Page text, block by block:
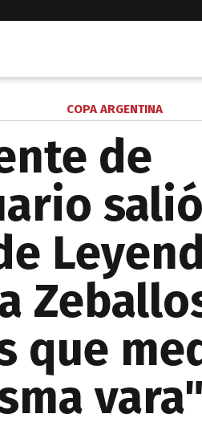
COPA ARGENTINA
de
que
vara"